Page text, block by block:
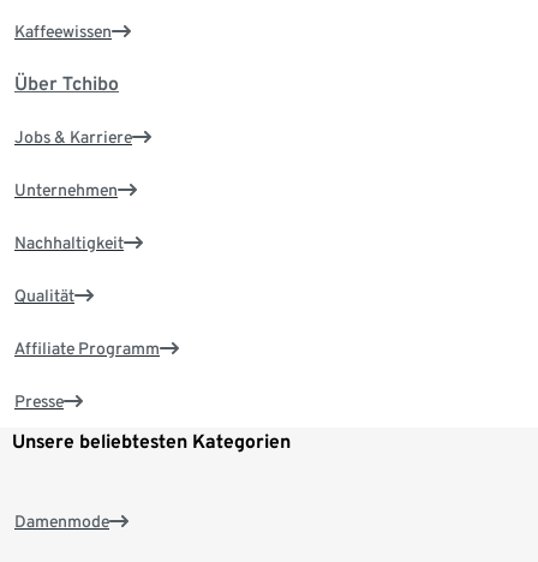
Kaffeewissen
Über Tchibo
Jobs & Karriere
Unternehmen
Nachhaltigkeit
Qualität
Affiliate Programm
Presse
Unsere beliebtesten Kategorien
Damenmode